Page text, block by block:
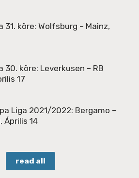
31. köre: Wolfsburg – Mainz,
30. köre: Leverkusen – RB
17
Liga 2021/2022: Bergamo –
Április 14
read all